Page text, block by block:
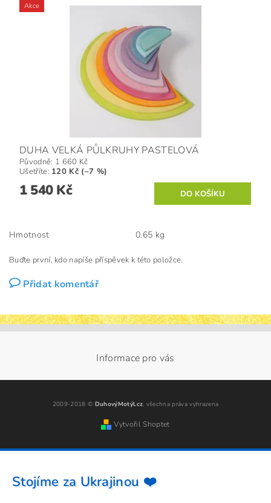
Akce
DUHA VELKÁ PŮLKRUHY PASTELOVÁ
Původně: 1 660 Kč
Ušetříte: 120 Kč (–7 %)
1 540 Kč
Hmotnost 0.65 kg
Buďte první, kdo napíše příspěvek k této položce.
Přidat komentář
Informace pro vás
2009-2018 © DuhovýMotýl.cz, všechna práva vyhrazena
Vytvořil Shoptet
Stojíme za Ukrajinou ❤️